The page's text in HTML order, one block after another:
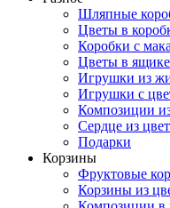
Шляпные
Цветы в
Коробки с
Цветы в ящике
Игрушки из
Игрушки с
Композиции
Сердце из
Подарки
Корзины
Фруктовые
Корзины из